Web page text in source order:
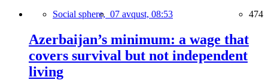
Social sphere, 07 avqust, 08:53 474
Azerbaijan’s minimum: a wage that
covers survival but not independent
living